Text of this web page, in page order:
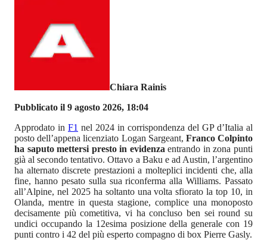
Chiara Rainis
Pubblicato il 9 agosto 2026, 18:04
Approdato in F1 nel 2024 in corrispondenza del GP d’Italia al
posto dell’appena licenziato Logan Sargeant, Franco Colpinto
ha saputo mettersi presto in evidenza entrando in zona punti
già al secondo tentativo. Ottavo a Baku e ad Austin, l’argentino
ha alternato discrete prestazioni a molteplici incidenti che, alla
fine, hanno pesato sulla sua riconferma alla Williams. Passato
all’Alpine, nel 2025 ha soltanto una volta sfiorato la top 10, in
Olanda, mentre in questa stagione, complice una monoposto
decisamente più cometitiva, vi ha concluso ben sei round su
undici occupando la 12esima posizione della generale con 19
punti contro i 42 del più esperto compagno di box Pierre Gasly.